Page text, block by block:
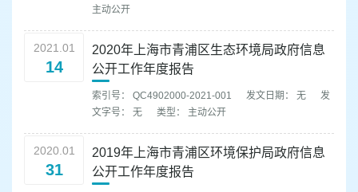
主动公开
2021.01
14
2020年上海市青浦区生态环境局政府信息
公开工作年度报告
索引号： QC4902000-2021-001 发文日期： 无
发
文字号： 无
类型： 主动公开
2020.01
31
2019年上海市青浦区环境保护局政府信息
公开工作年度报告